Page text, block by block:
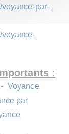
voyance-par-
voyance-
:
- Voyance
par